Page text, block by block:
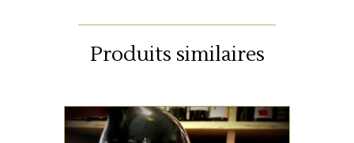
Produits similaires